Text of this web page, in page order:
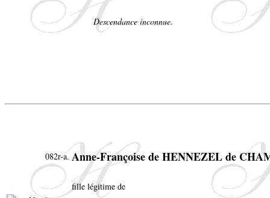
Descendance inconnue.
082r-a. Anne-Françoise de HENNEZEL de
fille légitime de